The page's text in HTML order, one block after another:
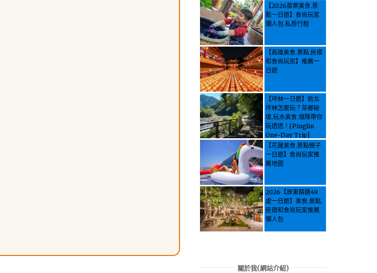
【2026苗栗美食.景
點一日遊】食尚玩家
懶人包.私房行程
【高雄美食.景點.民宿
和食尚玩家】推薦一
日遊
【坪林一日遊】新北
坪林怎麼玩？茶鄉秘
境.玩水美食.領隊帶你
玩透透！[Pinglin
One-Day Trip]
How to explore
Pinglin, New
Taipei? Tea Village
Let the guide take
you through it all!
【花蓮美食.景點親子
一日遊】食尚玩家推
薦地圖
2026【屏東精選49
處一日遊】美食.景點.
民宿和食尚玩家推薦
懶人包
關於我(網站介紹)